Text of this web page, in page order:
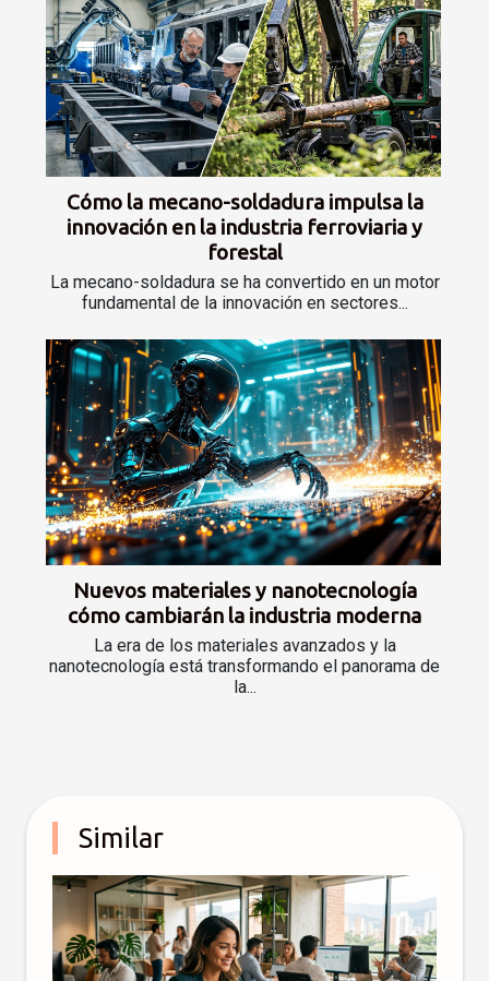
Cómo la mecano-soldadura impulsa la
innovación en la industria ferroviaria y
forestal
La mecano-soldadura se ha convertido en un motor
fundamental de la innovación en sectores...
Nuevos materiales y nanotecnología
cómo cambiarán la industria moderna
La era de los materiales avanzados y la
nanotecnología está transformando el panorama de
la...
Similar